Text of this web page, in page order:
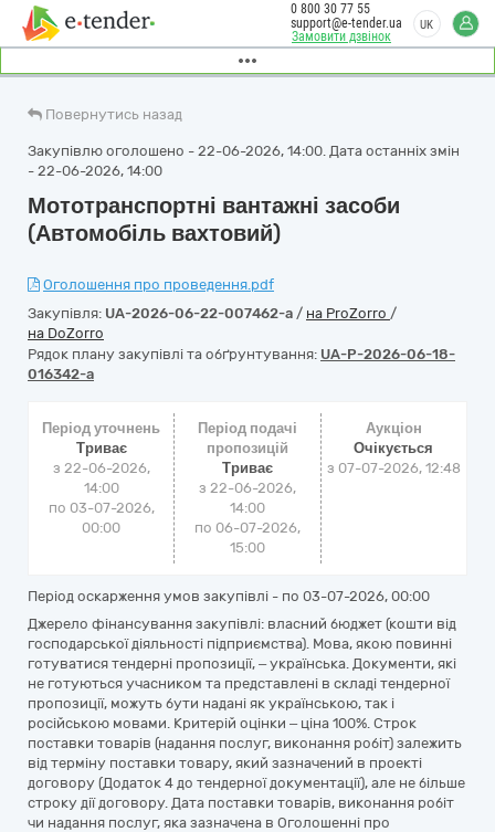
Замовити дзвінок
0 800 30 77 55
support@e-tender.ua
UK
Повернутись назад
Закупівлю оголошено - 22-06-2026, 14:00. Дата останніх змін
- 22-06-2026, 14:00
Мототранспортні вантажні засоби
(Автомобіль вахтовий)
Оголошення про проведення.pdf
Закупівля: UA-2026-06-22-007462-a / на ProZorro /
на DoZorro
Рядок плану закупівлі та обґрунтування: UA-P-2026-06-18-
016342-a
Період уточнень
Триває
з 22-06-2026,
14:00
по 03-07-2026,
00:00
Період подачі
пропозицій
Триває
з 22-06-2026,
14:00
по 06-07-2026,
15:00
Аукціон
Очікується
з 07-07-2026, 12:48
Період оскарження умов закупівлі - по 03-07-2026, 00:00
Джерело фінансування закупівлі: власний бюджет (кошти від
господарської діяльності підприємства). Мова, якою повинні
готуватися тендерні пропозиції, – українська. Документи, які
не готуються учасником та представлені в складі тендерної
пропозиції, можуть бути надані як українською, так і
російською мовами. Критерій оцінки – ціна 100%. Строк
поставки товарів (надання послуг, виконання робіт) залежить
від терміну поставки товару, який зазначений в проекті
договору (Додаток 4 до тендерної документації), але не більше
строку дії договору. Дата поставки товарів, виконання робіт
чи надання послуг, яка зазначена в Оголошенні про